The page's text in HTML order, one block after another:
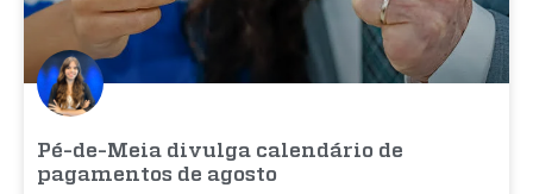
Pé-de-Meia divulga calendário de
pagamentos de agosto